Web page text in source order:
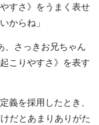
すさ》をうまく表せ
からね」
、さっきお兄ちゃん
こりやすさ》を表す
義を採用したとき、
だとあまりありがた